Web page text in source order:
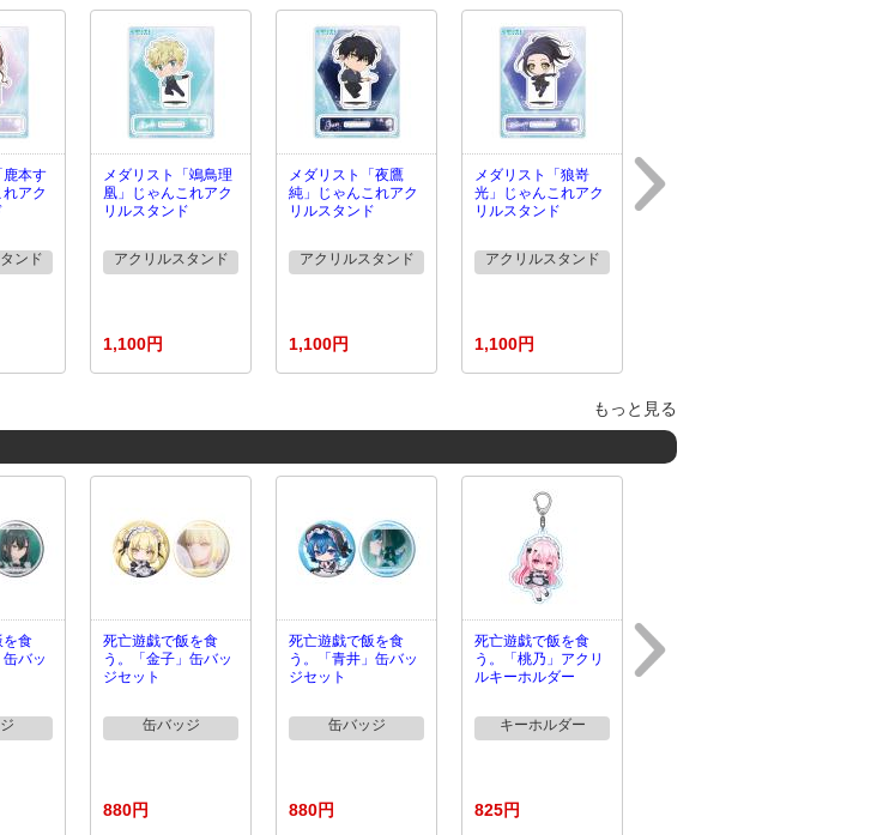
鹿本す
アク
ンド
メダリスト「鴗鳥理
凰」じゃんこれアク
リルスタンド
アクリルスタンド
1,100円
メダリスト「夜鷹
純」じゃんこれアク
リルスタンド
アクリルスタンド
1,100円
メダリスト「狼嵜
光」じゃんこれアク
リルスタンド
アクリルスタンド
1,100円
もっと見る
を食
バッ
死亡遊戯で飯を食
う。「金子」缶バッ
ジセット
缶バッジ
880円
死亡遊戯で飯を食
う。「青井」缶バッ
ジセット
缶バッジ
880円
死亡遊戯で飯を食
う。「桃乃」アクリ
ルキーホルダー
キーホルダー
825円